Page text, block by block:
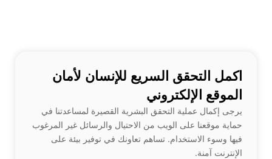
اكمل التحقق السريع للإنسان لأمان
الموقع الإلكتروني
يرجى إكمال عملية التحقق البشرية القصيرة لمساعدتنا في
حماية موقعنا على الويب من الاحتيال والرسائل غير المرغوب
فيها وسوء الاستخدام. تساهم تعاونك في توفير بيئة على
الإنترنت آمنة.